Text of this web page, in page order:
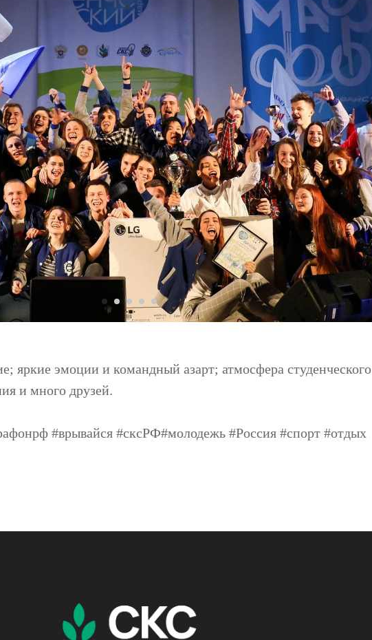
яркие эмоции и командный азарт; атмосфера студенческого
и много друзей.
#врывайся #сксРФ#молодежь #Россия #спорт #отдых